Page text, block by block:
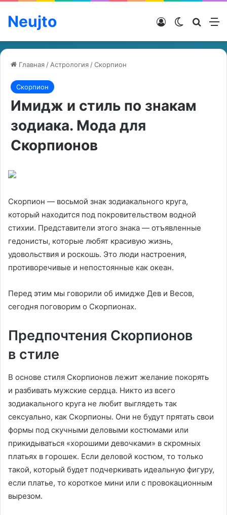
Neujto Switch skin
Войти
Главная / Астрология /Скорпион
Скорпион
Имидж и стиль по знакам
зодиака. Мода для
Скорпионов
Скорпион — восьмой знак зодиакального круга,
который находится под покровительством водной
стихии. Представители этого знака — отъявленные
гедонисты, которые любят красивую жизнь,
удовольствия и роскошь. Это люди настроения,
противоречивые и непостоянные как океан.
Перед этим мы говорили об имидже Дев и Весов,
сегодня поговорим о Скорпионах.
Предпочтения Скорпионов
в стиле
В основе стиля Скорпионов лежит желание покорять
и разбивать мужские сердца. Никто из всего
зодиакального круга не любит выглядеть так
сексуально, как Скорпионы. Они не будут прятать свои
формы под скучными деловыми костюмами или
прикидываться «хорошими девочками» в скромных
платьях в горошек. Если деловой костюм, то только
такой, который будет подчеркивать идеальную фигуру,
если платье, то короткое мини или с провокационным
вырезом.